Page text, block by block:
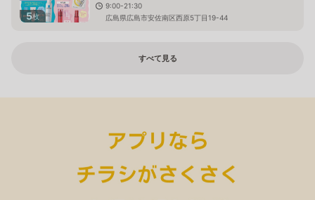
5枚
9:00-21:30
広島県広島市安佐南区西原5丁目19-44
すべて見る